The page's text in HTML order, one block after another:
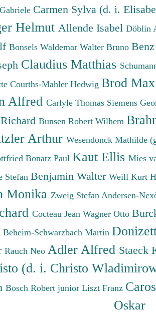
Carmen Sylva (d. i.
Helmut Allende Isabel Döblin
Bonsels Waldemar Walter Bruno
Claudius Matthias
Courths-Mahler Hedwig Brod Max
Alfred Carlyle Thomas Siemens
Bunsen Robert Wilhem
Arthur Wesendonck Mathilde
Bonatz Paul Kaut Ellis Mies
Stefan Benjamin Walter Weill Kurt
Monika Zweig Stefan Andersen-
Cocteau Jean Wagner Otto
Beheim-Schwarzbach Martin
Rauch Neo Adler Alfred Staeck
(d. i. Christo
Bosch Robert junior Liszt Franz
Oskar